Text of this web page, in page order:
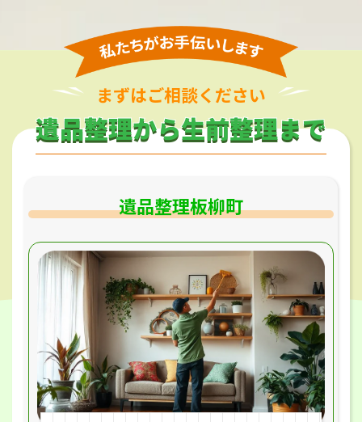
まずはご相談ください
遺品整理から生前整理まで
遺品整理から生前整理まで
遺品整理板柳町